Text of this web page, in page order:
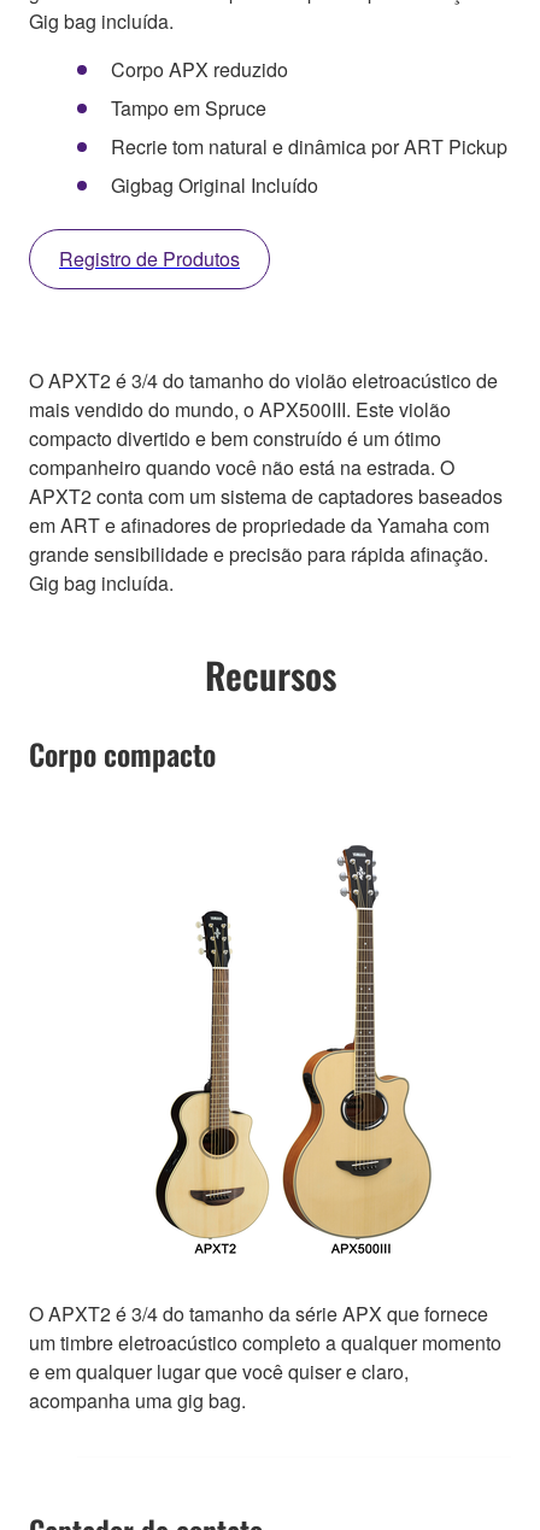
Gig bag incluída.
Corpo APX reduzido
Tampo em Spruce
Recrie tom natural e dinâmica por ART Pickup
Gigbag Original Incluído
Registro de Produtos
O APXT2 é 3/4 do tamanho do violão eletroacústico de
mais vendido do mundo, o APX500III. Este violão
compacto divertido e bem construído é um ótimo
companheiro quando você não está na estrada. O
APXT2 conta com um sistema de captadores baseados
em ART e afinadores de propriedade da Yamaha com
grande sensibilidade e precisão para rápida afinação.
Gig bag incluída.
Recursos
Corpo compacto
O APXT2 é 3/4 do tamanho da série APX que fornece
um timbre eletroacústico completo a qualquer momento
e em qualquer lugar que você quiser e claro,
acompanha uma gig bag.